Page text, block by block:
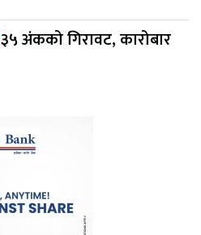
३५ अंकको गिरावट, कारोबार